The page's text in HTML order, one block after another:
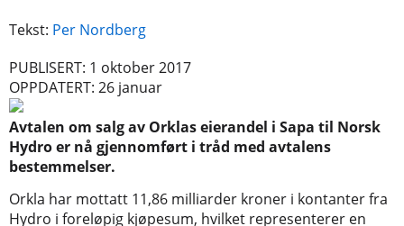
Tekst: Per Nordberg
PUBLISERT: 1 oktober 2017
OPPDATERT: 26 januar
Avtalen om salg av Orklas eierandel i Sapa til Norsk
Hydro er nå gjennomført i tråd med avtalens
bestemmelser.
Orkla har mottatt 11,86 milliarder kroner i kontanter fra
Hydro i foreløpig kjøpesum, hvilket representerer en